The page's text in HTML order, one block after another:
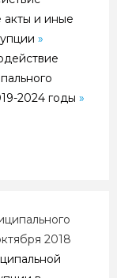
и иные
»
2024 годы »
2018